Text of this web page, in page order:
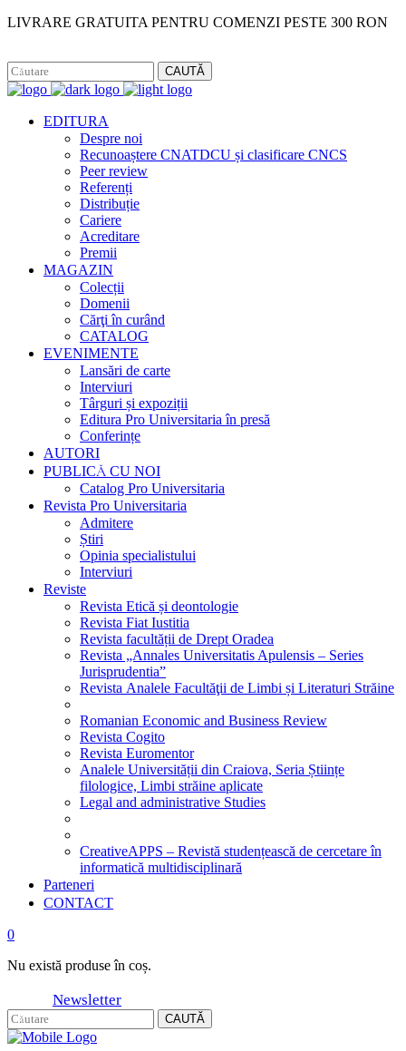
LIVRARE GRATUITA PENTRU COMENZI PESTE 300 RON
CAUTĂ
EDITURA
Despre noi
Recunoaștere CNATDCU și clasificare CNCS
Peer review
Referenți
Distribuție
Cariere
Acreditare
Premii
MAGAZIN
Colecții
Domenii
Cărţi în curând
CATALOG
EVENIMENTE
Lansări de carte
Interviuri
Târguri și expoziții
Editura Pro Universitaria în presă
Conferințe
AUTORI
PUBLICĂ CU NOI
Catalog Pro Universitaria
Revista Pro Universitaria
Admitere
Știri
Opinia specialistului
Interviuri
Reviste
Revista Etică și deontologie
Revista Fiat Iustitia
Revista facultății de Drept Oradea
Revista „Annales Universitatis Apulensis – Series
Jurisprudentia”
Revista Analele Facultăţii de Limbi și Literaturi Străine
Romanian Economic and Business Review
Revista Cogito
Revista Euromentor
Analele Universității din Craiova, Seria Științe
filologice, Limbi străine aplicate
Legal and administrative Studies
CreativeAPPS – Revistă studențească de cercetare în
informatică multidisciplinară
Parteneri
CONTACT
0
Nu există produse în coș.
Newsletter
CAUTĂ